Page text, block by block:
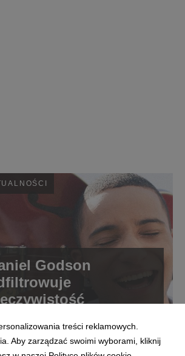
Godson
treści reklamowych.
Aby zarządzać swoimi wyborami, kliknij